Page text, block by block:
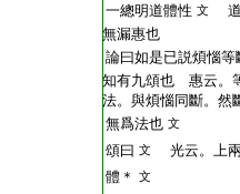
一總明道體性 文
道
無漏惠也
論曰如是已説煩惱等
知有九頌也 惠云。
法。與煩惱同斷。然
無爲法也 文
頌曰 文
光云。上
體＊
文